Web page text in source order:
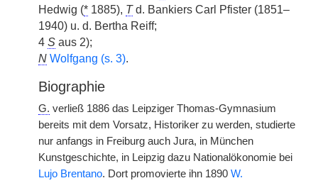
Hedwig (* 1885), Td. Bankiers Carl Pfister (1851–
1940) u. d. Bertha Reiff;
4 S aus 2);
N Wolfgang (s. 3).
Biographie
G. verließ 1886 das Leipziger Thomas-Gymnasium
bereits mit dem Vorsatz, Historiker zu werden, studierte
nur anfangs in Freiburg auch Jura, in München
Kunstgeschichte, in Leipzig dazu Nationalökonomie bei
Lujo Brentano. Dort promovierte ihn 1890 W.